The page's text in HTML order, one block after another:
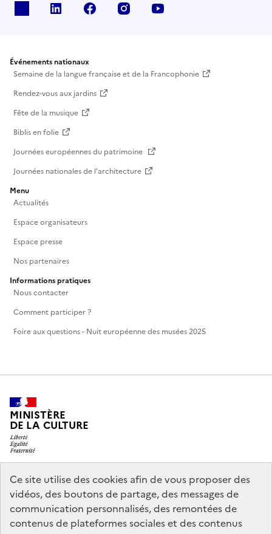
Ce site utilise des cookies afin de vous proposer des
vidéos, des boutons de partage, des messages de
communication personnalisés, des remontées de
contenus de plateformes sociales et des contenus
Linkedin Facebook Instagram
Événements nationaux
Semaine de la langue française et de la Francophonie
Rendez-vous aux jardins
Fête de la musique
Biblis en folie
Journées européennes du patrimoine
Journées nationales de l'architecture
Menu
Actualités
Espace organisateurs
Espace presse
Nos partenaires
Informations pratiques
Nous contacter
Comment participer ?
Foire aux questions - Nuit européenne des musées 2025
MINISTÈRE
DE LA CULTURE
legifrance.gouv.fr
info.gouv.fr
service-public.gouv.fr
data.gouv.fr